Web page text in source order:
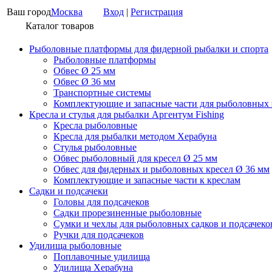
Ваш городМосква Вход | Регистрация
Каталог товаров
Рыболовные платформы для фидерной рыбалки и спорта
Рыболовные платформы
Обвес Ø 25 мм
Обвес Ø 36 мм
Транспортные системы
Комплектующие и запасные части для рыболовных
Кресла и стулья для рыбалки Аргентум Fishing
Кресла рыболовные
Кресла для рыбалки методом Херабуна
Стулья рыболовные
Обвес рыболовный для кресел Ø 25 мм
Обвес для фидерных и рыболовных кресел Ø 36 мм
Комплектующие и запасные части к креслам
Садки и подсачеки
Головы для подсачеков
Садки прорезиненные рыболовные
Сумки и чехлы для рыболовных садков и
Ручки для подсачеков
Удилища рыболовные
Поплавочные удилища
Удилища Херабуна